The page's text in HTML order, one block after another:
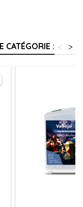
CATÉGORIE : >
<